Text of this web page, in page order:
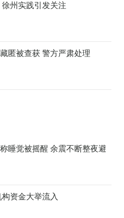
州实践引发关注
匿被查获 警方严肃处理
睡觉被摇醒 余震不断整夜避
资金大举流入